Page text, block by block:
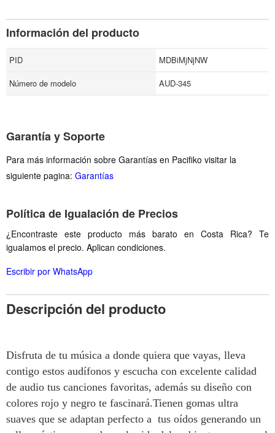
Información del producto
PID
MDBiMjNjNW
Número de modelo
AUD-345
Garantía y Soporte
Para más información sobre Garantías en Pacifiko visitar la
siguiente pagina: Garantías
Política de Igualación de Precios
¿Encontraste este producto más barato en Costa Rica? Te
igualamos el precio. Aplican condiciones.
Escribir por WhatsApp
Descripción del producto
Disfruta de tu música a donde quiera que vayas, lleva
contigo estos audífonos y escucha con excelente calidad
de audio tus canciones favoritas, además su diseño con
colores rojo y negro te fascinará.Tienen gomas ultra
suaves que se adaptan perfecto a tus oídos generando un